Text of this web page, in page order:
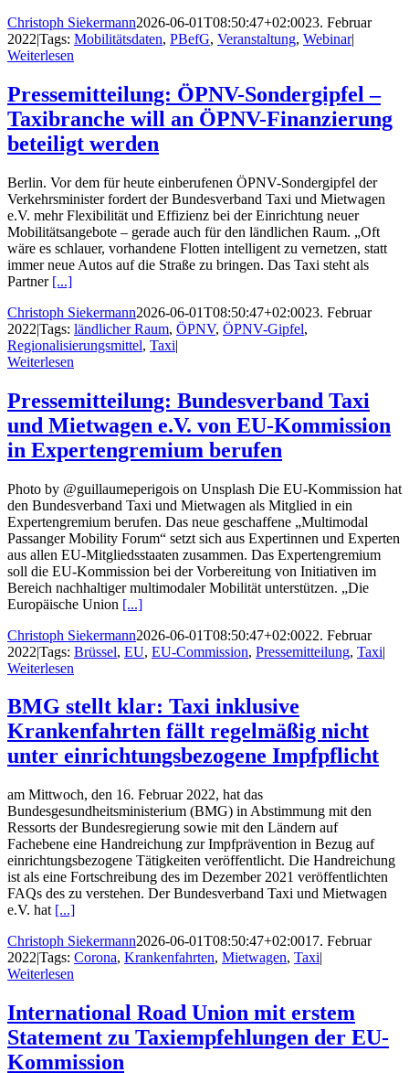
Christoph Siekermann2026-06-01T08:50:47+02:0023. Februar
2022|Tags: Mobilitätsdaten, PBefG, Veranstaltung, Webinar|
Weiterlesen
Pressemitteilung: ÖPNV-Sondergipfel –
Taxibranche will an ÖPNV-Finanzierung
beteiligt werden
Berlin. Vor dem für heute einberufenen ÖPNV-Sondergipfel der
Verkehrsminister fordert der Bundesverband Taxi und Mietwagen
e.V. mehr Flexibilität und Effizienz bei der Einrichtung neuer
Mobilitätsangebote – gerade auch für den ländlichen Raum. „Oft
wäre es schlauer, vorhandene Flotten intelligent zu vernetzen, statt
immer neue Autos auf die Straße zu bringen. Das Taxi steht als
Partner [...]
Christoph Siekermann2026-06-01T08:50:47+02:0023. Februar
2022|Tags: ländlicher Raum, ÖPNV, ÖPNV-Gipfel,
Regionalisierungsmittel, Taxi|
Weiterlesen
Pressemitteilung: Bundesverband Taxi
und Mietwagen e.V. von EU-Kommission
in Expertengremium berufen
Photo by @guillaumeperigois on Unsplash Die EU-Kommission hat
den Bundesverband Taxi und Mietwagen als Mitglied in ein
Expertengremium berufen. Das neue geschaffene „Multimodal
Passanger Mobility Forum“ setzt sich aus Expertinnen und Experten
aus allen EU-Mitgliedsstaaten zusammen. Das Expertengremium
soll die EU-Kommission bei der Vorbereitung von Initiativen im
Bereich nachhaltiger multimodaler Mobilität unterstützen. „Die
Europäische Union [...]
Christoph Siekermann2026-06-01T08:50:47+02:0022. Februar
2022|Tags: Brüssel, EU, EU-Commission, Pressemitteilung, Taxi|
Weiterlesen
BMG stellt klar: Taxi inklusive
Krankenfahrten fällt regelmäßig nicht
unter einrichtungsbezogene Impfpflicht
am Mittwoch, den 16. Februar 2022, hat das
Bundesgesundheitsministerium (BMG) in Abstimmung mit den
Ressorts der Bundesregierung sowie mit den Ländern auf
Fachebene eine Handreichung zur Impfprävention in Bezug auf
einrichtungsbezogene Tätigkeiten veröffentlicht. Die Handreichung
ist als eine Fortschreibung des im Dezember 2021 veröffentlichten
FAQs des zu verstehen. Der Bundesverband Taxi und Mietwagen
e.V. hat [...]
Christoph Siekermann2026-06-01T08:50:47+02:0017. Februar
2022|Tags: Corona, Krankenfahrten, Mietwagen, Taxi|
Weiterlesen
International Road Union mit erstem
Statement zu Taxiempfehlungen der EU-
Kommission